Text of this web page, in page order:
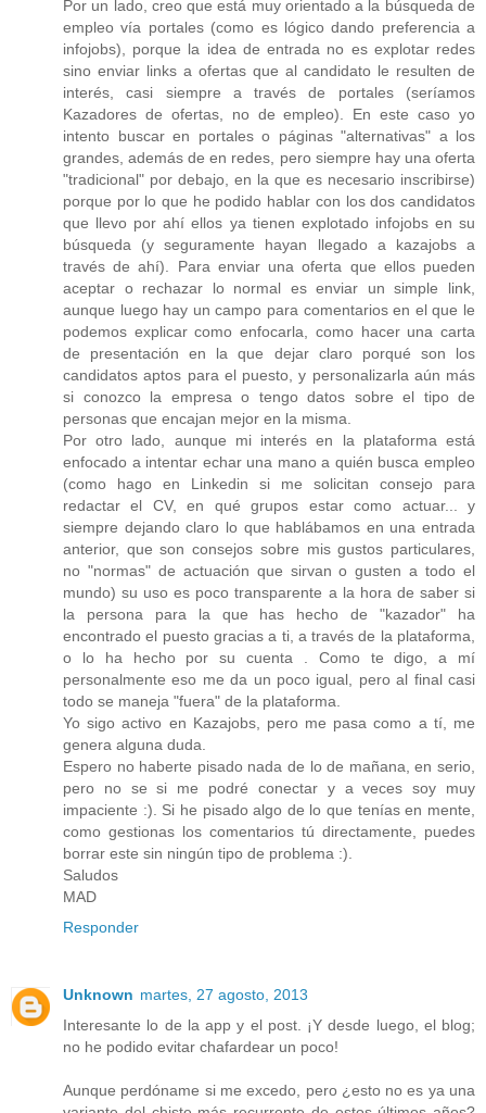
Por un lado, creo que está muy orientado a la búsqueda de
empleo vía portales (como es lógico dando preferencia a
infojobs), porque la idea de entrada no es explotar redes
sino enviar links a ofertas que al candidato le resulten de
interés, casi siempre a través de portales (seríamos
Kazadores de ofertas, no de empleo). En este caso yo
intento buscar en portales o páginas "alternativas" a los
grandes, además de en redes, pero siempre hay una oferta
"tradicional" por debajo, en la que es necesario inscribirse)
porque por lo que he podido hablar con los dos candidatos
que llevo por ahí ellos ya tienen explotado infojobs en su
búsqueda (y seguramente hayan llegado a kazajobs a
través de ahí). Para enviar una oferta que ellos pueden
aceptar o rechazar lo normal es enviar un simple link,
aunque luego hay un campo para comentarios en el que le
podemos explicar como enfocarla, como hacer una carta
de presentación en la que dejar claro porqué son los
candidatos aptos para el puesto, y personalizarla aún más
si conozco la empresa o tengo datos sobre el tipo de
personas que encajan mejor en la misma.
Por otro lado, aunque mi interés en la plataforma está
enfocado a intentar echar una mano a quién busca empleo
(como hago en Linkedin si me solicitan consejo para
redactar el CV, en qué grupos estar como actuar... y
siempre dejando claro lo que hablábamos en una entrada
anterior, que son consejos sobre mis gustos particulares,
no "normas" de actuación que sirvan o gusten a todo el
mundo) su uso es poco transparente a la hora de saber si
la persona para la que has hecho de "kazador" ha
encontrado el puesto gracias a ti, a través de la plataforma,
o lo ha hecho por su cuenta . Como te digo, a mí
personalmente eso me da un poco igual, pero al final casi
todo se maneja "fuera" de la plataforma.
Yo sigo activo en Kazajobs, pero me pasa como a tí, me
genera alguna duda.
Espero no haberte pisado nada de lo de mañana, en serio,
pero no se si me podré conectar y a veces soy muy
impaciente :). Si he pisado algo de lo que tenías en mente,
como gestionas los comentarios tú directamente, puedes
borrar este sin ningún tipo de problema :).
Saludos
MAD
Responder
Unknown martes, 27 agosto, 2013
Interesante lo de la app y el post. ¡Y desde luego, el blog;
no he podido evitar chafardear un poco!
Aunque perdóname si me excedo, pero ¿esto no es ya una